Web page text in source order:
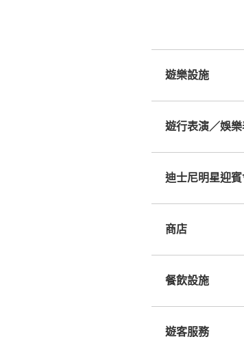
遊樂設施
遊行表演／娛
迪士尼明星迎
商店
餐飲設施
遊客服務